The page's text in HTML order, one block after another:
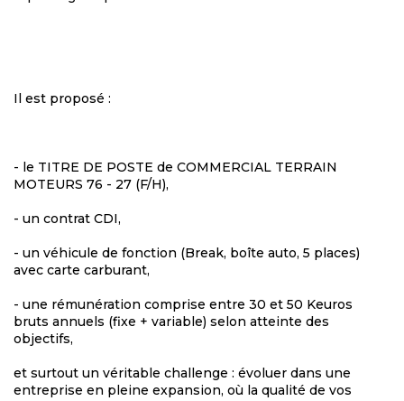
Il est proposé :
- le TITRE DE POSTE de COMMERCIAL TERRAIN
MOTEURS 76 - 27 (F/H),
- un contrat CDI,
- un véhicule de fonction (Break, boîte auto, 5 places)
avec carte carburant,
- une rémunération comprise entre 30 et 50 Keuros
bruts annuels (fixe + variable) selon atteinte des
objectifs,
et surtout un véritable challenge : évoluer dans une
entreprise en pleine expansion, où la qualité de vos